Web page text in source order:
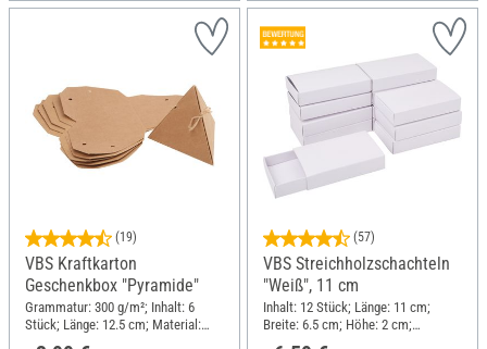
(19)
VBS Kraftkarton
Geschenkbox "Pyramide"
Grammatur: 300 g/m²; Inhalt: 6
Stück; Länge: 12.5 cm; Material:
(57)
VBS Streichholzschachteln
"Weiß", 11 cm
Inhalt: 12 Stück; Länge: 11 cm;
Breite: 6.5 cm; Höhe: 2 cm;